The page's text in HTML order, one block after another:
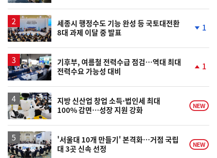
상
세종시 행정수도 기능 완성 등 국토대전환
8대 과제 이달 중 발표
하
1
기후부, 여름철 전력수급 점검…역대 최대
전력수요 가능성 대비
상
승
1
지방 신산업 창업 소득·법인세 최대
100% 감면…성장 지원 강화
NEW
'서울대 10개 만들기' 본격화…거점 국립
대 3곳 신속 선정
NEW